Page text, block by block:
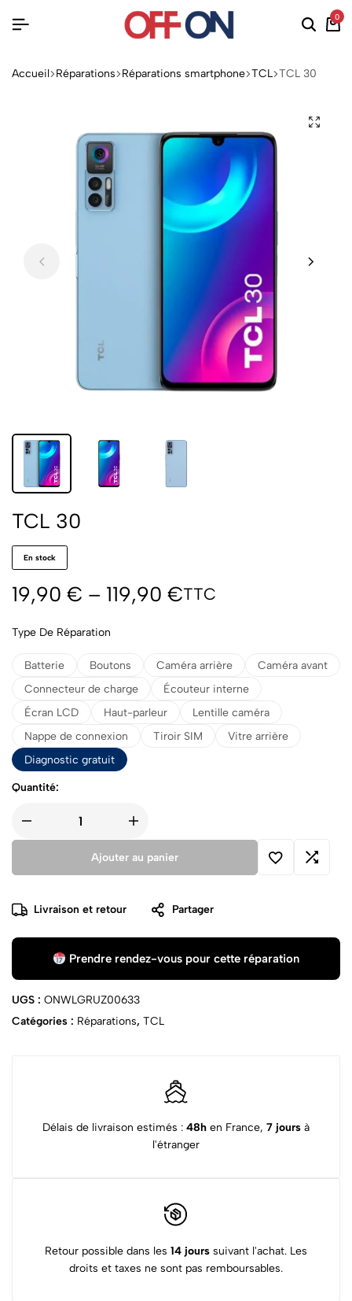
0
Accueil Réparations Réparations smartphone TCL TCL 30
TCL 30
En stock
19,90 € – 119,90 €TTC
Type De Réparation
Batterie Boutons Caméra arrière
Caméra avant
Connecteur de charge
Écouteur interne
Écran LCD
Haut-parleur
Lentille caméra
Nappe de connexion
Tiroir SIM
Vitre arrière
Diagnostic gratuit
Quantité:
Ajouter au panier
Livraison et retour Partager
Prendre rendez-vous pour cette réparation
UGS : ONWLGRUZ00633
Catégories : Réparations, TCL
Délais de livraison estimés : 48h en France, 7 jours à
l'étranger
Retour possible dans les 14 jours suivant l'achat. Les
droits et taxes ne sont pas remboursables.